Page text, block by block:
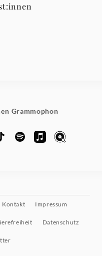
Grammophon
Kontakt Impressum
Datenschutz